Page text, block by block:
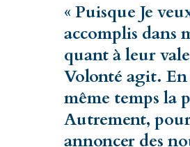
« Puisque Je
accomplis dans
quant à leur
Volonté agit. En
même temps la
Autrement,
annoncer des